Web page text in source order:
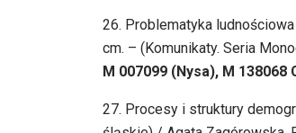
26. Problematyka
cm. – (Komunikaty. Seria
M 007099 (Nysa), M 138068
27. Procesy i struktury